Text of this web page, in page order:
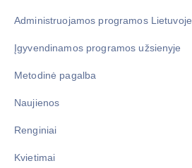
Administruojamos programos Lietuvoje
Įgyvendinamos programos užsienyje
Metodinė pagalba
Naujienos
Renginiai
Kvietimai